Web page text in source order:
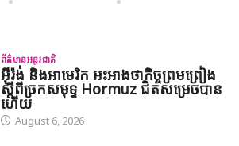
ព័ត៌មានអន្តរជាតិ
អ៊ីរ៉ង់ និងអាមេរិក អះអាងថាកិច្ចព្រមព្រៀង
ស្តីពីច្រកសមុទ្ទ Hormuz ជិតសម្រេចបាន
ហើយ
August 6, 2026